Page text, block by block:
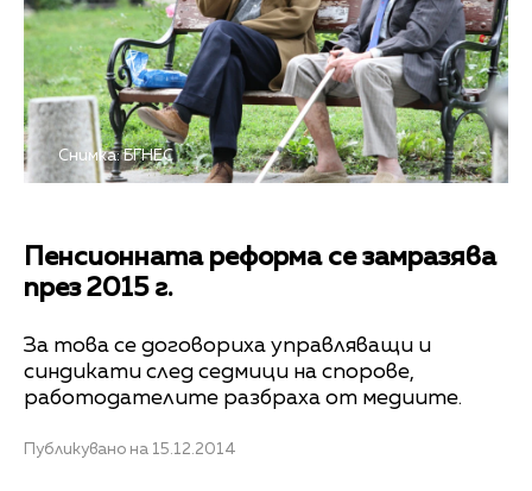
Снимка: БГНЕС
Пенсионната реформа се замразява
през 2015 г.
За това се договориха управляващи и
синдикати след седмици на спорове,
работодателите разбраха от медиите.
Публикувано на 15.12.2014